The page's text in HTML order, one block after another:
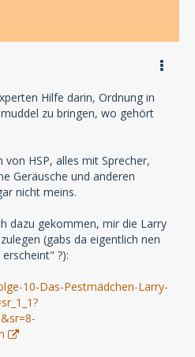
Hilfe darin, Ordnung in
zu bringen, wo gehört
von HSP, alles mit Sprecher,
Geräusche und anderen
nicht meins.
dazu gekommen, mir die Larry
(gabs da eigentlich nen
?):
10-Das-Pestmädchen-Larry-